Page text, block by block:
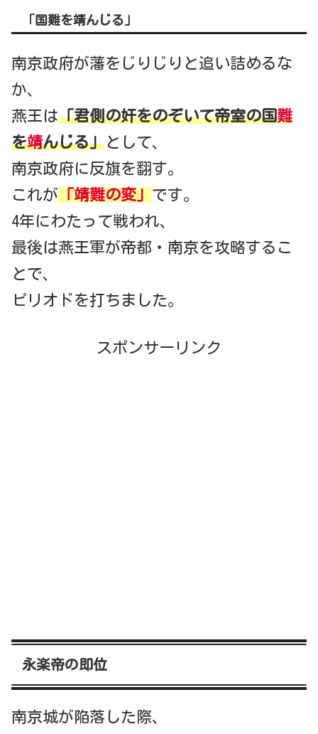
「国難を靖んじる」
南京政府が藩をじりじりと追い詰めるな
か、
燕王は「君側の奸をのぞいて帝室の国難
を靖んじる」として、
南京政府に反旗を翻す。
これが 「靖難の変」 です。
4年にわたって戦われ、
最後は燕王軍が帝都・南京を攻略するこ
とで、
ピリオドを打ちました。
スポンサーリンク
永楽帝の即位
南京城が陥落した際、